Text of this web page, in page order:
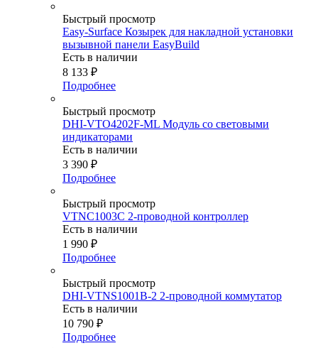
Быстрый просмотр
Easy-Surface Козырек для накладной установки
вызывной панели EasyBuild
Есть в наличии
8 133 ₽
Подробнее
Быстрый просмотр
DHI-VTO4202F-ML Модуль со световыми
индикаторами
Есть в наличии
3 390 ₽
Подробнее
Быстрый просмотр
VTNC1003C 2-проводной контроллер
Есть в наличии
1 990 ₽
Подробнее
Быстрый просмотр
DHI-VTNS1001B-2 2-проводной коммутатор
Есть в наличии
10 790 ₽
Подробнее